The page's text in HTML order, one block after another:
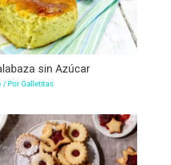
sin Azúcar
/ PorGalletitas